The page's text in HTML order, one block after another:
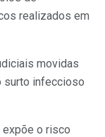
realizados em
movidas
surto infeccioso
expõe o risco